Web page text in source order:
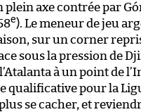
plein axe contrée par
e). Le meneur de jeu
sur un corner
sous la pression de
à un point de
qualificative pour la
se cacher, et